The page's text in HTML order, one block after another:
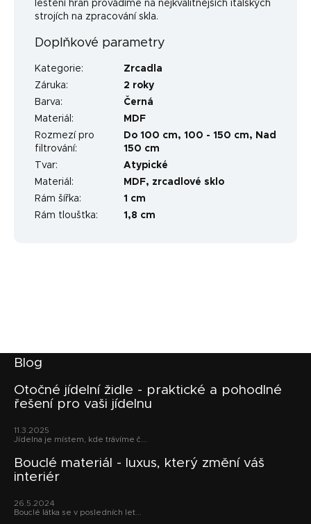
leštění hran provádíme na nejkvalitnějších italských
strojích na zpracování skla.
Doplňkové parametry
Kategorie:
Zrcadla
Záruka:
2 roky
Barva:
Černá
Materiál :
MDF
Rozmezí pro
filtrování:
Do 100 cm, 100 - 150 cm, Nad
150 cm
Tvar:
Atypické
Materiál :
MDF, zrcadlové sklo
Rám šířka:
1 cm
Rám tloušťka: 1,8 cm
Blog
Otočné jídelní židle - praktické a pohodlné
řešení pro vaši jídelnu
11.3.2025
Jídelna je místem, kde trávíme č...
Bouclé materiál - luxus, který změní váš
interiér
26.5.2024
Bouclé látka se v posledních let...